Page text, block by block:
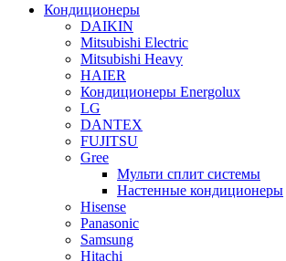
Кондиционеры
DAIKIN
Mitsubishi Electric
Mitsubishi Heavy
HAIER
Кондиционеры Energolux
LG
DANTEX
FUJITSU
Gree
Мульти сплит системы
Настенные кондиционеры
Hisense
Panasonic
Samsung
Hitachi